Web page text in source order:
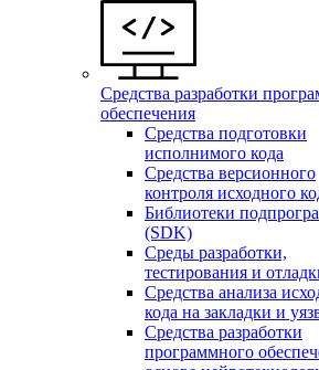
Средства разработки
обеспечения
Средства подготовки
исполнимого кода
Средства версионного
контроля исходного
Библиотеки
(SDK)
Среды разработки,
тестирования и
Средства анализа
кода на закладки и
Средства разработки
программного